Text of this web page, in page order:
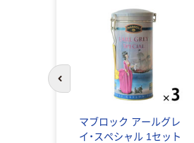
マブロック アールグレ
イ・スペシャル 1セット
前のスライドへ